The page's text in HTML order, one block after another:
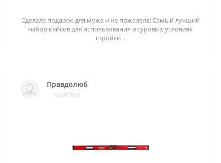
Сделала подарок для мужа и не пожалела! Самый лучший
набор кейсов для использования в суровых условиях
стройки ..
Правдолюб
06.07.2021